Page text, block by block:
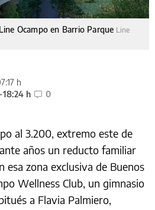
Ocampo en Barrio Parque Line
h
18:24 h
0
al 3.200, extremo este de
años un reducto familiar
esa zona exclusiva de Buenos
Wellness Club, un gimnasio
a Flavia Palmiero,